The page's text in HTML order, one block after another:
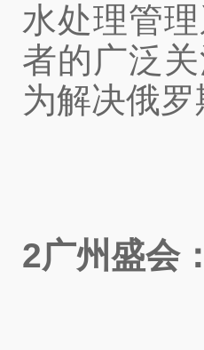
水处理管
者的广泛
为解决俄
2广州盛会